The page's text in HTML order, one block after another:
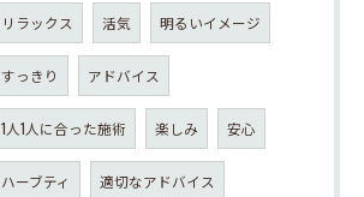
リラックス 活気 明るいイメージ
すっきり アドバイス
1人1人に合った施術 楽しみ 安心
ハーブティ 適切なアドバイス